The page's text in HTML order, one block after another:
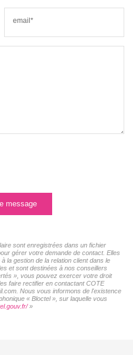
email*
message
sont enregistrées dans un fichier
gérer votre demande de contact. Elles
la gestion de la relation client dans le
et sont destinées à nos conseillers
», vous pouvez exercer votre droit
faire rectifier en contactant COTE
Nous vous informons de l'existence
« Bloctel », sur laquelle vous
»